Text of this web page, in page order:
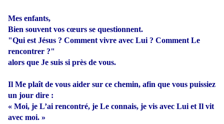
Mes enfants,
Bien souvent vos cœurs se questionnent.
"Qui est Jésus ? Comment vivre avec Lui ? Comment Le
rencontrer ?"
alors que Je suis si près de vous.
Il Me plaît de vous aider sur ce chemin, afin que vous puissiez
un jour dire :
« Moi, je L’ai rencontré, je Le connais, je vis avec Lui et Il vit
avec moi. »